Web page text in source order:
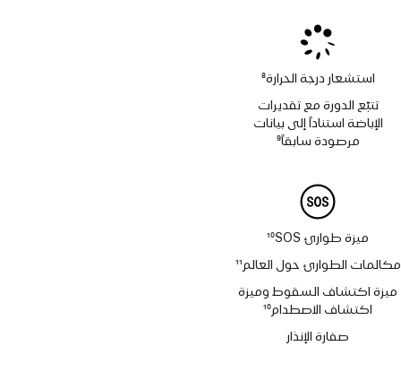
استشعار درجة الحرارة8
تتبّع الدورة مع تقديرات
الإباضة استناداً إلى بيانات
مرصودة سابقاً9
ميزة طوارئ SOS‏
10
مكالمات الطوارئ حول العالم11
ميزة اكتشاف السقوط وميزة
اكتشاف الاصطدام10
صفارة الإنذار